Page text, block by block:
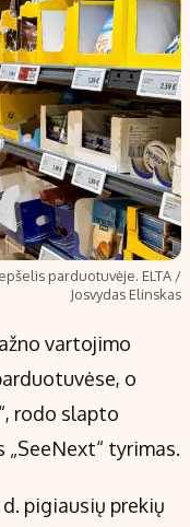
skaičiuoklė
naujienos
parduotuvėje. ELTA /
Josvydas Elinskas
vartojimo
o
rodo slapto
tyrimas.
pigiausių prekių